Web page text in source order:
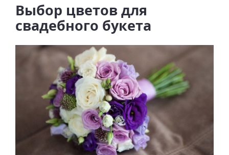
Выбор цветов для
свадебного букета